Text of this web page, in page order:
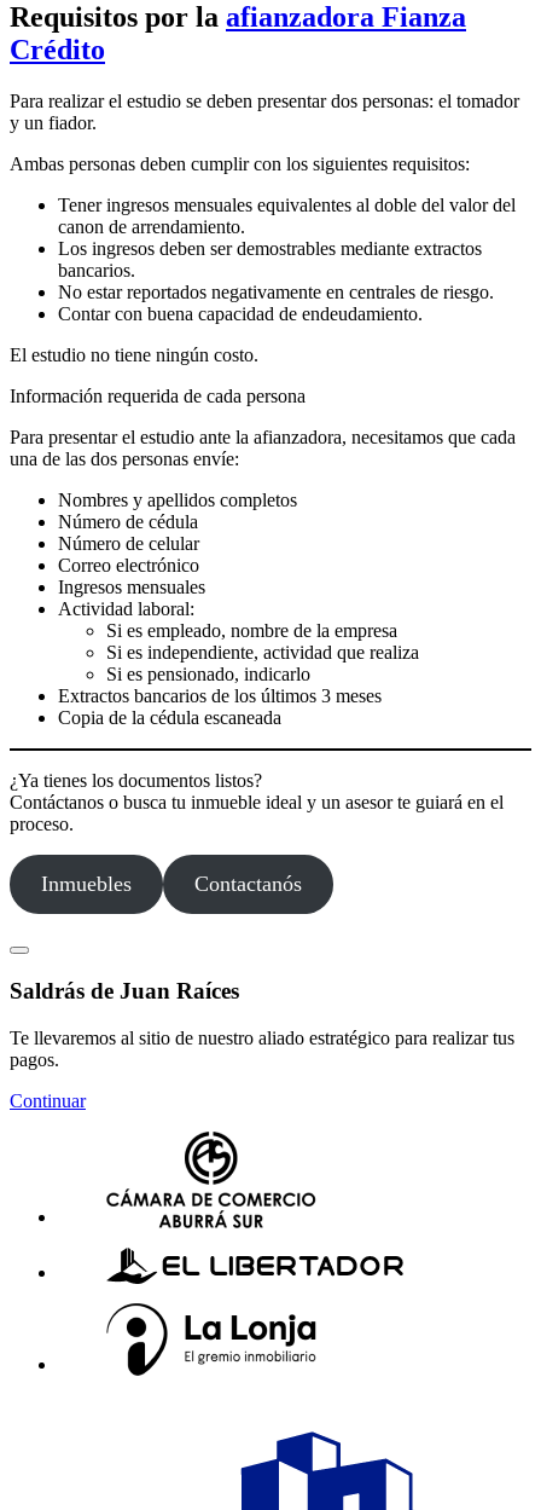
Requisitos por la afianzadora Fianza
Crédito
Para realizar el estudio se deben presentar dos personas: el tomador
y un fiador.
Ambas personas deben cumplir con los siguientes requisitos:
Tener ingresos mensuales equivalentes al doble del valor del
canon de arrendamiento.
Los ingresos deben ser demostrables mediante extractos
bancarios.
No estar reportados negativamente en centrales de riesgo.
Contar con buena capacidad de endeudamiento.
El estudio no tiene ningún costo.
Información requerida de cada persona
Para presentar el estudio ante la afianzadora, necesitamos que cada
una de las dos personas envíe:
Nombres y apellidos completos
Número de cédula
Número de celular
Correo electrónico
Ingresos mensuales
Actividad laboral:
Si es empleado, nombre de la empresa
Si es independiente, actividad que realiza
Si es pensionado, indicarlo
Extractos bancarios de los últimos 3 meses
Copia de la cédula escaneada
¿Ya tienes los documentos listos?
Contáctanos o busca tu inmueble ideal y un asesor te guiará en el
proceso.
Inmuebles Contactanós
Saldrás de Juan Raíces
Te llevaremos al sitio de nuestro aliado estratégico para realizar tus
pagos.
Continuar